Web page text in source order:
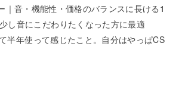
｜音・機能性・価格のバランスに長ける1
し音にこだわりたくなった方に最適
半年使って感じたこと。自分はやっぱCS